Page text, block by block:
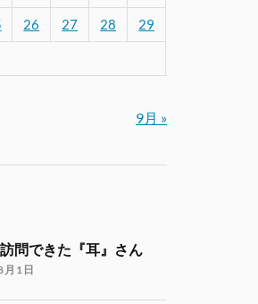
26 27 28 29
9月 »
問できた『耳』さん
月1日